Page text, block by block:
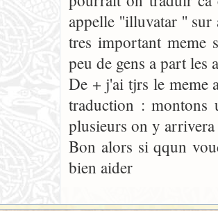
appelle ''illuvatar ''
tres important meme
peu de gens a part
De + j'ai tjrs le meme
traduction : montons
plusieurs on y
Bon alors si qqun
bien aider